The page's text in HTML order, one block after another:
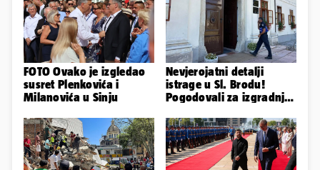
FOTO Ovako je izgledao
susret Plenkovića i
Milanovića u Sinju
Nevjerojatni detalji
istrage u Sl. Brodu!
Pogodovali za izgradnju
pijeskom?